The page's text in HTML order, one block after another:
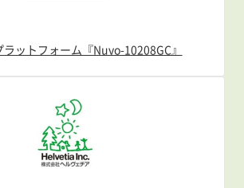
ットフォーム『Nuvo-10208GC』